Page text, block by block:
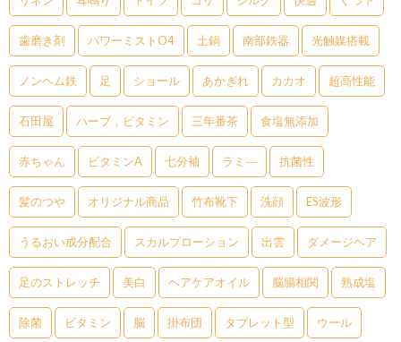
歯磨き剤 パワーミストO4 土鍋 南部鉄器 光触媒搭載
ノンヘム鉄 足 ショール あかぎれ カカオ 超高性能
石田屋 ハーブ，ビタミン 三年番茶 食塩無添加
赤ちゃん ビタミンA 七分袖 ラミ― 抗菌性
髪のつや オリジナル商品 竹布靴下 洗顔 ES波形
うるおい成分配合 スカルプローション 出雲 ダメージヘア
足のストレッチ 美白 ヘアケアオイル 脳腸相関 熟成塩
除菌 ビタミン 脳 掛布団 タブレット型 ウール